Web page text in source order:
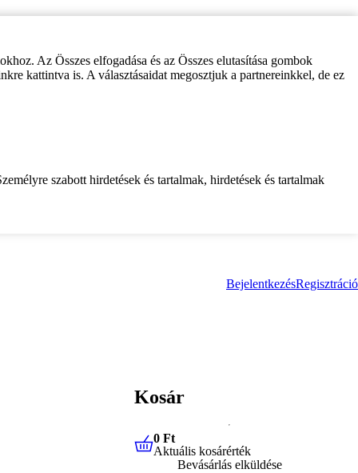
Az Összes elfogadása és az Összes elutasítása gombok
kattintva is. A választásaidat megosztjuk a partnereinkkel, de ez
szabott hirdetések és tartalmak, hirdetések és tartalmak
BejelentkezésRegisztráció
Kosár
0 FtAktuális kosárérték
0 Ft
Aktuális kosárérték
Bevásárlás elküldése